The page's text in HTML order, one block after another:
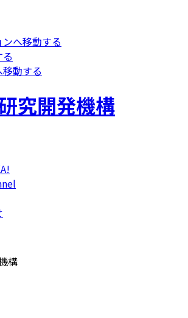
へ移動する
動する
究開発機構
構